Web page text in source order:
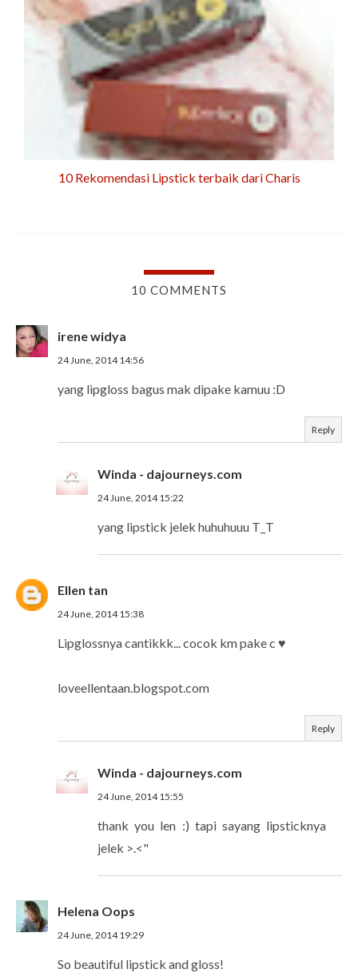
10 Rekomendasi Lipstick terbaik dari Charis
10 COMMENTS
irene widya
24 June, 2014 14:56
yang lipgloss bagus mak dipake kamuu :D
Reply
Winda - dajourneys.com
24 June, 2014 15:22
yang lipstick jelek huhuhuuu T_T
Ellen tan
24 June, 2014 15:38
Lipglossnya cantikkk... cocok km pake c ♥
loveellentaan.blogspot.com
Reply
Winda - dajourneys.com
24 June, 2014 15:55
thank you len :) tapi sayang lipsticknya
jelek >.<"
Helena Oops
24 June, 2014 19:29
So beautiful lipstick and gloss!